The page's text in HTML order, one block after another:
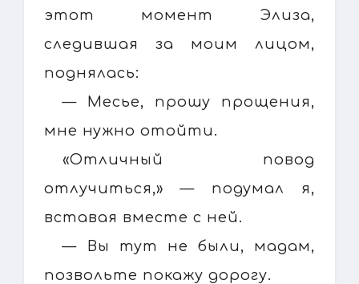
этот момент Элиза,
следившая за моим лицом,
поднялась:
— Месье, прошу прощения,
мне нужно отойти.
«Отличный повод
отлучиться,» — подумал я,
вставая вместе с ней.
— Вы тут не были, мадам,
позвольте покажу дорогу.